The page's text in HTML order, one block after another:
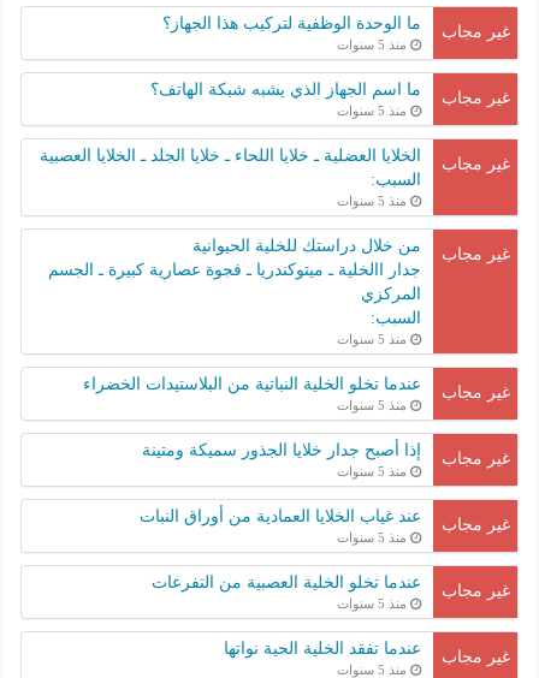
غير مجاب ما الوحدة الوظفية لتركيب هذا الجهاز؟
منذ 5 سنوات
غير مجاب ما اسم الجهاز الذي يشبه شبكة الهاتف؟
منذ 5 سنوات
غير مجاب
الخلايا العضلية ـ خلايا اللحاء ـ خلايا الجلد ـ الخلايا العصبية
السبب:
منذ 5 سنوات
غير مجاب
من خلال دراستك للخلية الحيوانية
جدار االخلية ـ ميتوكندريا ـ فجوة عصارية كبيرة ـ الجسم
المركزي
السبب:
منذ 5 سنوات
غير مجاب عندما تخلو الخلية النباتية من البلاستيدات الخضراء
منذ 5 سنوات
غير مجاب إذا أصبح جدار خلايا الجذور سميكة ومتينة
منذ 5 سنوات
غير مجاب عند غياب الخلايا العمادية من أوراق النبات
منذ 5 سنوات
غير مجاب عندما تخلو الخلية العصبية من التفرعات
منذ 5 سنوات
غير مجاب عندما تفقد الخلية الحية نواتها
منذ 5 سنوات